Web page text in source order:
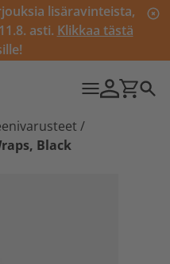
lisäravinteista,
asti. Klikkaa tästä
/
Black